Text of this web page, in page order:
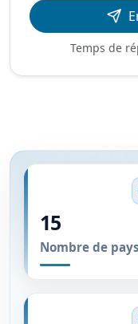
Temps de
15
Nombre de pays